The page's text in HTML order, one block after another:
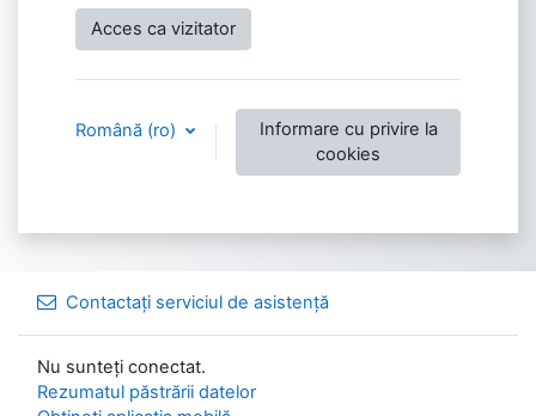
Acces ca vizitator
Română ‎(ro)‎
Informare cu privire la
cookies
Contactați serviciul de asistență
Nu sunteți conectat.
Rezumatul păstrării datelor